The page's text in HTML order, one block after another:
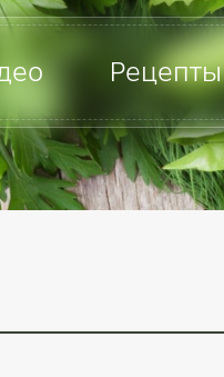
Рецепты